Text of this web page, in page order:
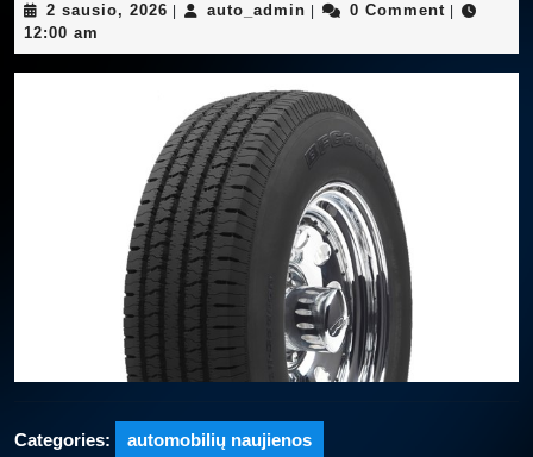
2 sausio, 2026 2
2026
auto_admin auto_admin
0 Comment
12:00 am
Categories: automobilių naujienos